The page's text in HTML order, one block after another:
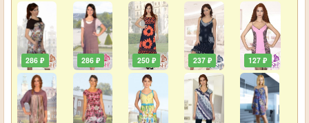
286 ₽ 286 ₽ 250 ₽ 237 ₽ 127 ₽